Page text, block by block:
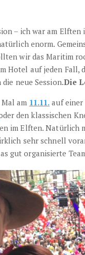
– ich war am
enorm.
wir das Maritim
Hotel auf jeden Fall,
neue Session.Die
am 11.11. auf einer
den klassischen
im Elften. Natürlich
sehr schnell
gut organisierte